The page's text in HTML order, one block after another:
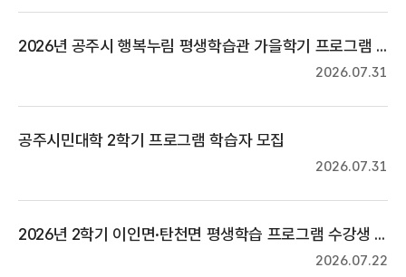
2026년 공주시 행복누림 평생학습관 가을학기 프로그램 수강생 모집
2026.07.31
공주시민대학 2학기 프로그램 학습자 모집
2026.07.31
2026년 2학기 이인면·탄천면 평생학습 프로그램 수강생 모집
2026.07.22